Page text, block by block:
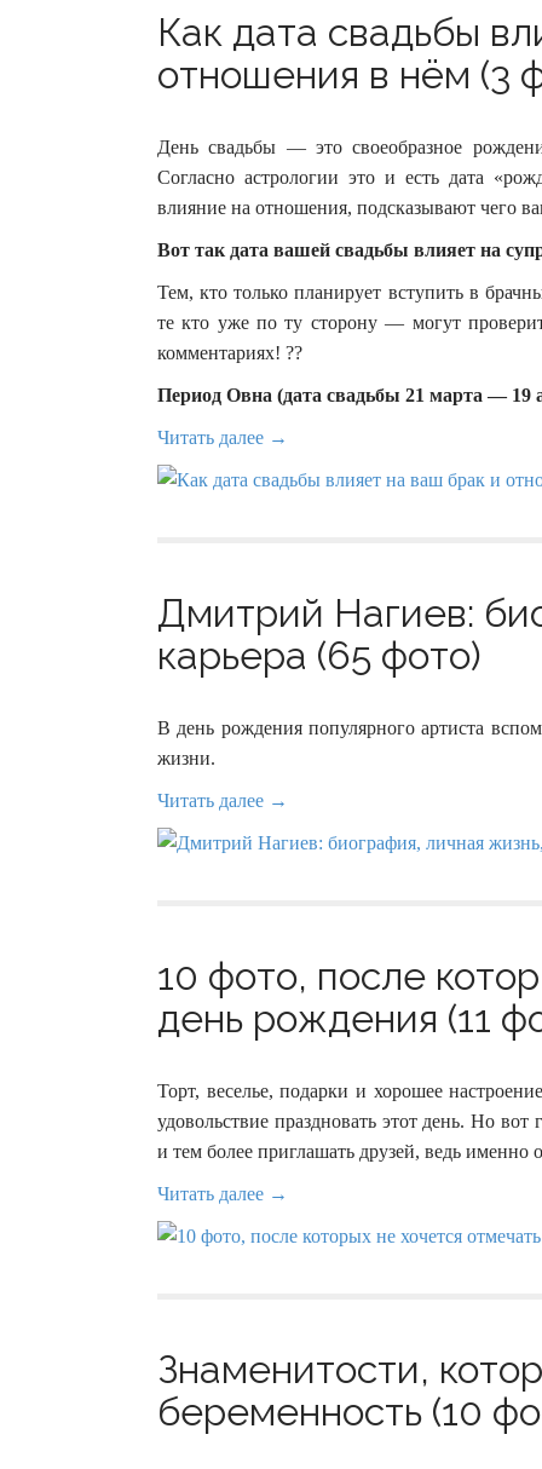
Как дата свадьбы
отношения в нём (3
День свадьбы — это своеобразное
Согласно астрологии это и есть дата
влияние на отношения, подсказывают чего
Вот так дата вашей свадьбы влияет на
Тем, кто только планирует вступить в
те кто уже по ту сторону — могут
комментариях! ??
Период Овна (дата свадьбы 21 марта — 19
Читать далее →
Дмитрий Нагиев:
карьера (65 фото)
В день рождения популярного артиста
жизни.
Читать далее →
10 фото, после
день рождения (11
Торт, веселье, подарки и хорошее
удовольствие праздновать этот день. Но
и тем более приглашать друзей, ведь
Читать далее →
Знаменитости,
беременность (10